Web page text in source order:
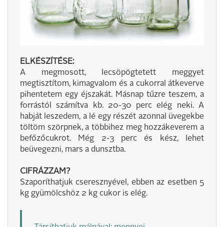
ELKÉSZÍTÉSE:
A megmosott, lecsöpögtetett meggyet
megtisztítom, kimagvalom és a cukorral átkeverve
pihentetem egy éjszakát. Másnap tűzre teszem, a
forrástól számítva kb. 20-30 perc elég neki. A
habját leszedem, a lé egy részét azonnal üvegekbe
töltöm szörpnek, a többihez meg hozzákeverem a
befőzőcukrot. Még 2-3 perc és kész, lehet
beüvegezni, mars a dunsztba.
CIFRÁZZAM?
Szaporíthatjuk cseresznyével, ebben az esetben 5
kg gyümölcshöz 2 kg cukor is elég.